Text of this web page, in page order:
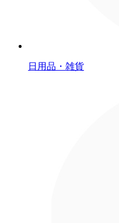
日用品・雑貨